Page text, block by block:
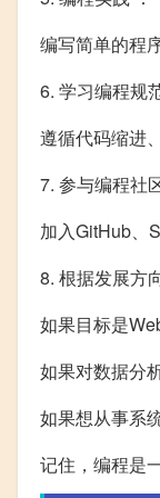
编写简单的程
6. 学习编程规
遵循代码缩进
7. 参与编程社
加入GitHub、
8. 根据发展方
如果目标是
如果对数据分
如果想从事系
记住，编程是